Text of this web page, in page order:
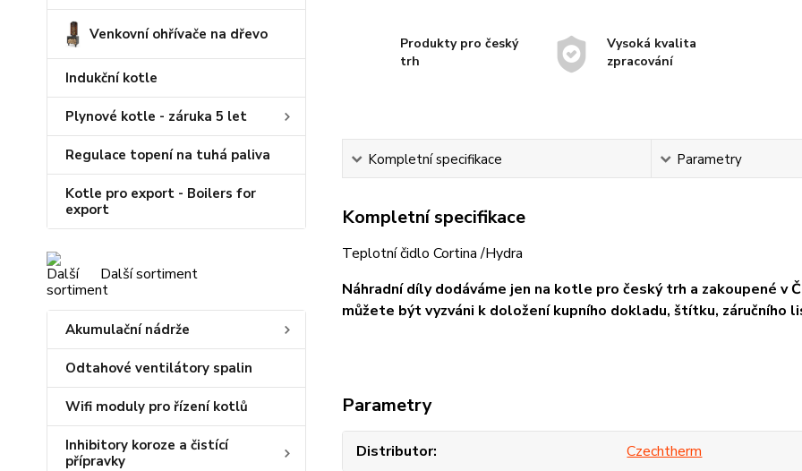
Venkovní ohřívače na dřevo
Indukční kotle
Plynové kotle - záruka 5 let
Regulace topení na tuhá paliva
Kotle pro export - Boilers for
export
Další sortiment
Akumulační nádrže
Odtahové ventilátory spalin
Wifi moduly pro řízení kotlů
Inhibitory koroze a čistící
přípravky
Produkty pro český
trh
Vysoká kvalita
zpracování
Kompletní specifikace Parametry
Kompletní specifikace
Teplotní čidlo Cortina /Hydra
Náhradní díly dodáváme jen na kotle pro český trh a zakoupené v
můžete být vyzváni k doložení kupního dokladu, štítku, záručního
Parametry
Distributor Czechtherm